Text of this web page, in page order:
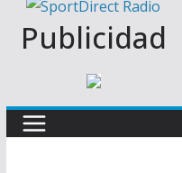
Publicidad